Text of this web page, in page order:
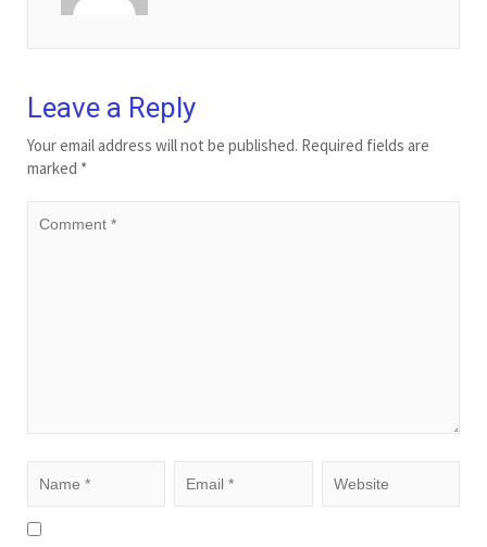
Leave a Reply
Your email address will not be published. Required fields are
marked *